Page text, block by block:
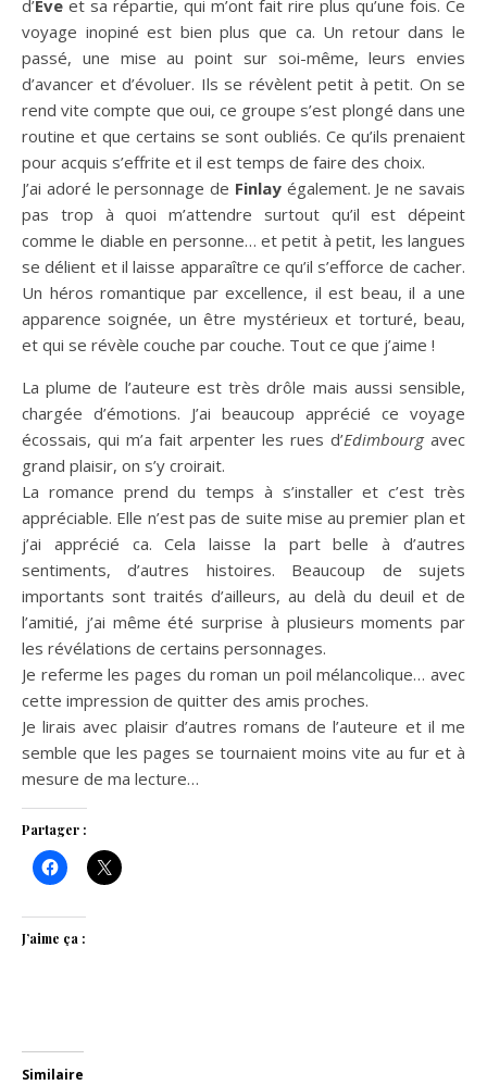
d’Eve et sa répartie, qui m’ont fait rire plus qu’une fois. Ce
voyage inopiné est bien plus que ca. Un retour dans le
passé, une mise au point sur soi-même, leurs envies
d’avancer et d’évoluer. Ils se révèlent petit à petit. On se
rend vite compte que oui, ce groupe s’est plongé dans une
routine et que certains se sont oubliés. Ce qu’ils prenaient
pour acquis s’effrite et il est temps de faire des choix.
J’ai adoré le personnage de Finlayégalement. Je ne savais
pas trop à quoi m’attendre surtout qu’il est dépeint
comme le diable en personne… et petit à petit, les langues
se délient et il laisse apparaître ce qu’il s’efforce de cacher.
Un héros romantique par excellence, il est beau, il a une
apparence soignée, un être mystérieux et torturé, beau,
et qui se révèle couche par couche. Tout ce que j’aime !
La plume de l’auteure est très drôle mais aussi sensible,
chargée d’émotions. J’ai beaucoup apprécié ce voyage
écossais, qui m’a fait arpenter les rues d’Edimbourgavec
grand plaisir, on s’y croirait.
La romance prend du temps à s’installer et c’est très
appréciable. Elle n’est pas de suite mise au premier plan et
j’ai apprécié ca. Cela laisse la part belle à d’autres
sentiments, d’autres histoires. Beaucoup de sujets
importants sont traités d’ailleurs, au delà du deuil et de
l’amitié, j’ai même été surprise à plusieurs moments par
les révélations de certains personnages.
Je referme les pages du roman un poil mélancolique… avec
cette impression de quitter des amis proches.
Je lirais avec plaisir d’autres romans de l’auteure et il me
semble que les pages se tournaient moins vite au fur et à
mesure de ma lecture…
Partager :
J’aime ça :
Similaire